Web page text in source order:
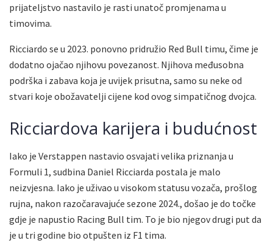
prijateljstvo nastavilo je rasti unatoč promjenama u
timovima.
Ricciardo se u 2023. ponovno pridružio Red Bull timu, čime je
dodatno ojačao njihovu povezanost. Njihova međusobna
podrška i zabava koja je uvijek prisutna, samo su neke od
stvari koje obožavatelji cijene kod ovog simpatičnog dvojca.
Ricciardova karijera i budućnost
Iako je Verstappen nastavio osvajati velika priznanja u
Formuli 1, sudbina Daniel Ricciarda postala je malo
neizvjesna. Iako je uživao u visokom statusu vozača, prošlog
rujna, nakon razočaravajuće sezone 2024., došao je do točke
gdje je napustio Racing Bull tim. To je bio njegov drugi put da
je u tri godine bio otpušten iz F1 tima.